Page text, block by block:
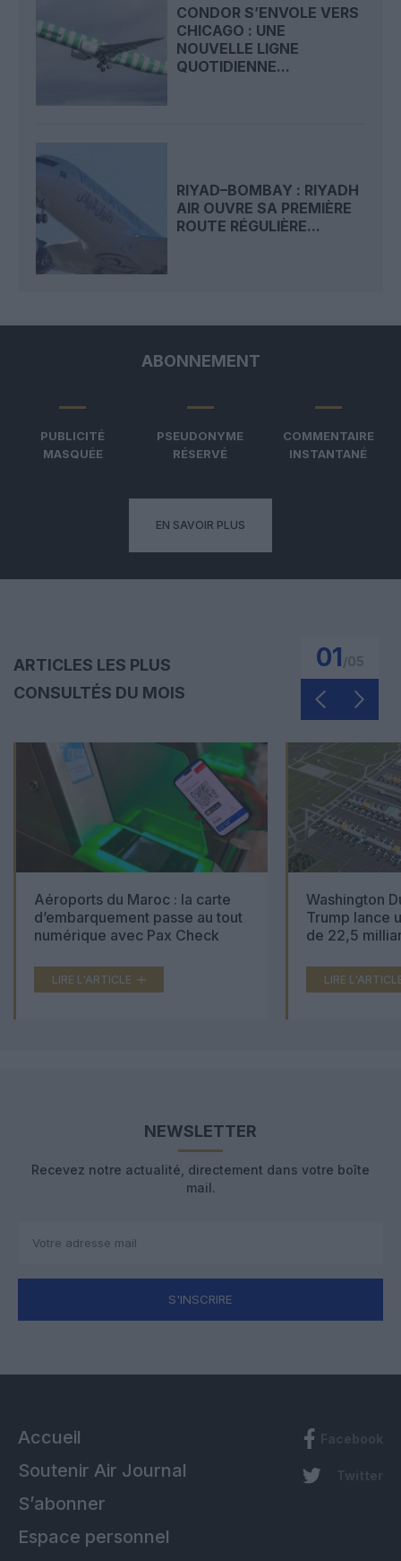
CONDOR S’ENVOLE VERS
CHICAGO : UNE
NOUVELLE LIGNE
QUOTIDIENNE...
RIYAD–BOMBAY : RIYADH
AIR OUVRE SA PREMIÈRE
ROUTE RÉGULIÈRE...
ABONNEMENT
PUBLICITÉ
MASQUÉE
PSEUDONYME
RÉSERVÉ
COMMENTAIRE
INSTANTANÉ
EN SAVOIR PLUS
ARTICLES LES PLUS
CONSULTÉS DU MOIS
01
Aéroports du Maroc : la carte
d’embarquement passe au tout
numérique avec Pax Check
LIRE L'ARTICLE
Washington
Trump lance
de 22,5
LIRE
NEWSLETTER
Recevez notre actualité, directement dans votre boîte
mail.
S'INSCRIRE
Accueil
Soutenir Air Journal
S’abonner
Espace personnel